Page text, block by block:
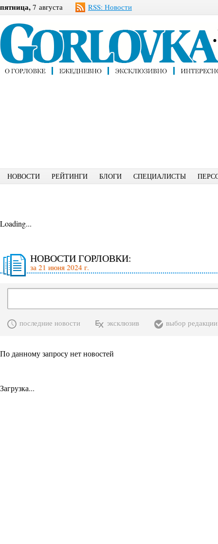
пятница, 7 августа RSS: Новости
НОВОСТИ РЕЙТИНГИ БЛОГИ СПЕЦИАЛИСТЫ
Loading...
НОВОСТИ ГОРЛОВКИ:
за 21 июня 2024 г.
последние новости эксклюзив выбор редакции
По данному запросу нет новостей
Загрузка...